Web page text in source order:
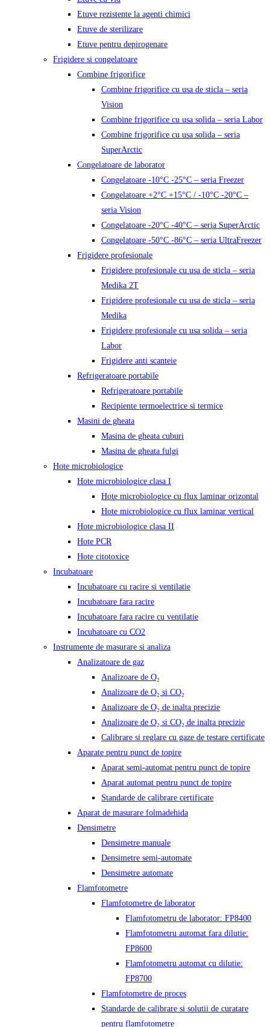
Etuve rezistente la agenti chimici
Etuve de sterilizare
Etuve pentru depirogenare
Frigidere si congelatoare
Combine frigorifice
Combine frigorifice cu usa de sticla – seria
Vision
Combine frigorifice cu usa solida – seria Labor
Combine frigorifice cu usa solida – seria
SuperArctic
Congelatoare de laborator
Congelatoare -10°C -25°C – seria Freezer
Congelatoare +2°C +15°C / -10°C -20°C –
seria Vision
Congelatoare -20°C -40°C – seria SuperArctic
Congelatoare -50°C -86°C – seria UltraFreezer
Frigidere profesionale
Frigidere profesionale cu usa de sticla – seria
Medika 2T
Frigidere profesionale cu usa de sticla – seria
Medika
Frigidere profesionale cu usa solida – seria
Labor
Frigidere anti scanteie
Refrigeratoare portabile
Refrigeratoare portabile
Recipiente termoelectrice si termice
Masini de gheata
Masina de gheata cuburi
Masina de gheata fulgi
Hote microbiologice
Hote microbiologice clasa I
Hote microbiologice cu flux laminar orizontal
Hote microbiologice cu flux laminar vertical
Hote microbiologice clasa II
Hote PCR
Hote citotoxice
Incubatoare
Incubatoare cu racire si ventilatie
Incubatoare fara racire
Incubatoare fara racire cu ventilatie
Incubatoare cu CO2
Instrumente de masurare si analiza
Analizatoare de gaz
Analizoare de O₂
Analizoare de O₂ si CO₂
Analizoare de O₂ de inalta precizie
Analizoare de O₂ si CO₂ de inalta precizie
Calibrare si reglare cu gaze de testare certificate
Aparate pentru punct de topire
Aparat semi-automat pentru punct de topire
Aparat automat pentru punct de topire
Standarde de calibrare certificate
Aparat de masurare folmadehida
Densimetre
Densimetre manuale
Densimetre semi-automate
Densimetre automate
Flamfotometre
Flamfotometre de laborator
Flamfotometru de laborator: FP8400
Flamfotometru automat fara dilutie:
FP8600
Flamfotometru automat cu dilutie:
FP8700
Flamfotometre de proces
Standarde de calibrare si solutii de curatare
pentru flamfotometre